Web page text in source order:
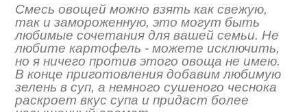
Смесь овощей можно взять как свежую,
так и замороженную, это могут быть
любимые сочетания для вашей семьи. Не
любите картофель - можете исключить,
но я ничего против этого овоща не имею.
В конце приготовления добавим любимую
зелень в суп, а немного сушеного чеснока
раскроет вкус супа и придаст более